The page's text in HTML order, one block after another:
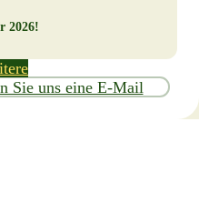
2026!
Sie uns eine E-Mail